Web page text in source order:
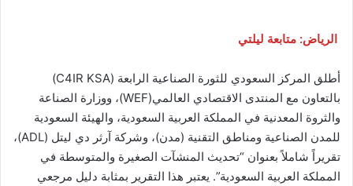
الرياض: متابعة ليلتي
أطلق المركز السعودي للثورة الصناعية الرابعة (C4IR KSA)
بالتعاون مع المنتدى الاقتصادي العالمي(WEF)، ووزارة الصناعة
والثروة المعدنية في المملكة العربية السعودية، والهيئة السعودية
للمدن الصناعية ومناطق التقنية (مدن)، وشركة آرثر دي ليتل (ADL)،
تقريراً شاملاً بعنوان “تحديث المنشآت الصغيرة والمتوسطة في
المملكة العربية السعودية”. يعتبر هذا التقرير بمثابة دليل مرجعي